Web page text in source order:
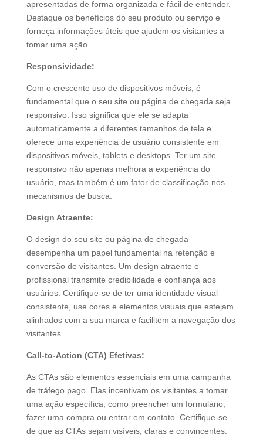
apresentadas de forma organizada e fácil de entender.
Destaque os benefícios do seu produto ou serviço e
forneça informações úteis que ajudem os visitantes a
tomar uma ação.
Responsividade:
Com o crescente uso de dispositivos móveis, é
fundamental que o seu site ou página de chegada seja
responsivo. Isso significa que ele se adapta
automaticamente a diferentes tamanhos de tela e
oferece uma experiência de usuário consistente em
dispositivos móveis, tablets e desktops. Ter um site
responsivo não apenas melhora a experiência do
usuário, mas também é um fator de classificação nos
mecanismos de busca.
Design Atraente:
O design do seu site ou página de chegada
desempenha um papel fundamental na retenção e
conversão de visitantes. Um design atraente e
profissional transmite credibilidade e confiança aos
usuários. Certifique-se de ter uma identidade visual
consistente, use cores e elementos visuais que estejam
alinhados com a sua marca e facilitem a navegação dos
visitantes.
Call-to-Action (CTA) Efetivas:
As CTAs são elementos essenciais em uma campanha
de tráfego pago. Elas incentivam os visitantes a tomar
uma ação específica, como preencher um formulário,
fazer uma compra ou entrar em contato. Certifique-se
de que as CTAs sejam visíveis, claras e convincentes.